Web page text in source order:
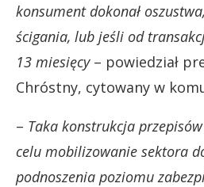
konsument dokonał
ścigania, lub jeśli od
13 miesięcy– powiedział
Chróstny, cytowany w
– Taka konstrukcja
celu mobilizowanie sektora
podnoszenia poziomu